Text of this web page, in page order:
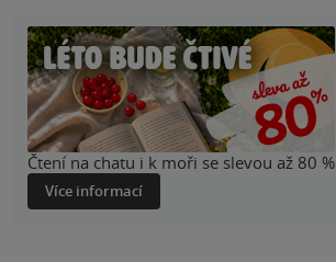
Čtení na chatu i k moři se slevou až 80 %
Více informací